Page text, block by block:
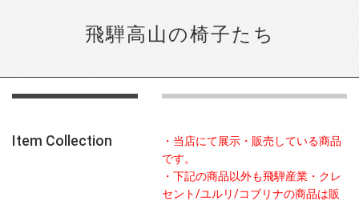
飛騨高山の椅子たち
Item Collection
・当店にて展示・販売している商品
です。
・下記の商品以外も飛騨産業・クレ
セント/ユルリ/コブリナの商品は販